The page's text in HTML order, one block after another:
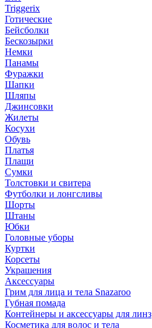
Triggerix
Готические
Бейсболки
Бескозырки
Немки
Панамы
Фуражки
Шапки
Шляпы
Джинсовки
Жилеты
Косухи
Обувь
Платья
Плащи
Сумки
Толстовки и свитера
Футболки и лонгсливы
Шорты
Штаны
Юбки
Головные уборы
Куртки
Корсеты
Украшения
Аксессуары
Грим для лица и тела Snazaroo
Губная помада
Контейнеры и аксессуары для линз
Косметика для волос и тела